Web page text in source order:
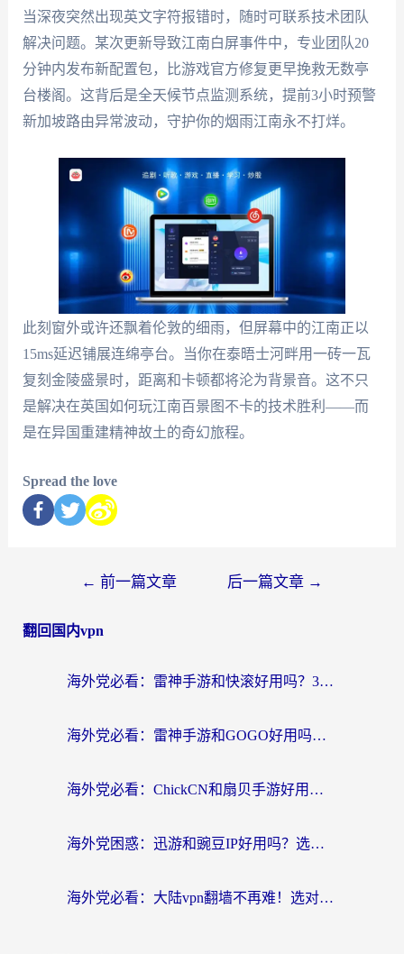
当深夜突然出现英文字符报错时，随时可联系技术团队
解决问题。某次更新导致江南白屏事件中，专业团队20
分钟内发布新配置包，比游戏官方修复更早挽救无数亭
台楼阁。这背后是全天候节点监测系统，提前3小时预警
新加坡路由异常波动，守护你的烟雨江南永不打烊。
此刻窗外或许还飘着伦敦的细雨，但屏幕中的江南正以
15ms延迟铺展连绵亭台。当你在泰晤士河畔用一砖一瓦
复刻金陵盛景时，距离和卡顿都将沦为背景音。这不只
是解决在英国如何玩江南百景图不卡的技术胜利——而
是在异国重建精神故土的奇幻旅程。
Spread the love
← 前一篇文章 后一篇文章 →
翻回国内vpn
海外党必看：雷神手游和快滚好用吗？3步选对回国加速器无缝刷国内资源
海外党必看：雷神手游和GOGO好用吗？3步选对回国加速器，无缝刷剧玩原神
海外党必看：ChickCN和扇贝手游好用吗？3步选对回国加速器无缝刷国内资源
海外党困惑：迅游和豌豆IP好用吗？选对回国加速器，刷剧游戏再也不卡
海外党必看：大陆vpn翻墙不再难！选对加速器，无缝刷国内资源